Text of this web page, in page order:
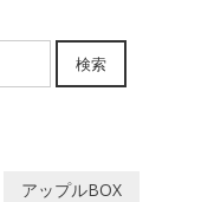
検索
アップルBOX